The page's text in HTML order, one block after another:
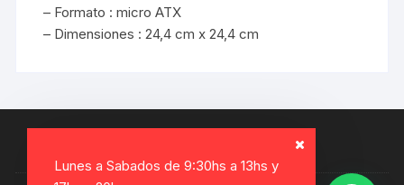
Lunes a Sabados de 9:30hs a 13hs y
– Formato : micro ATX
– Dimensiones : 24,4 cm x 24,4 cm